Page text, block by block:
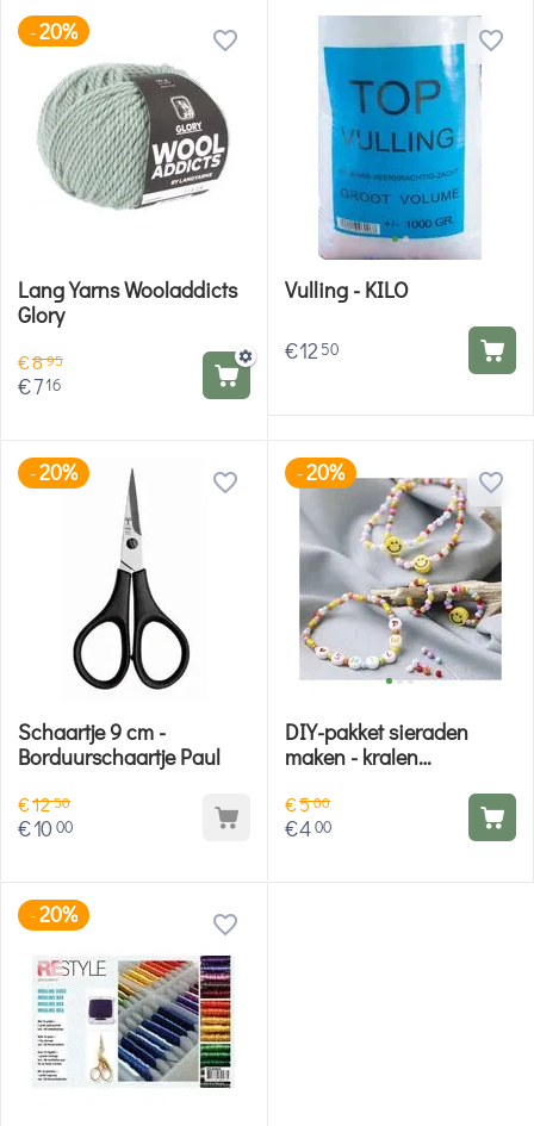
-20%
Lang Yarns Wooladdicts
Glory
€895
€716
Vulling - KILO
€12 50
-20%
Schaartje 9 cm -
Borduurschaartje Paul
€1250
€1000
-20%
DIY-pakket sieraden
maken - kralen
€500
€400
-20%